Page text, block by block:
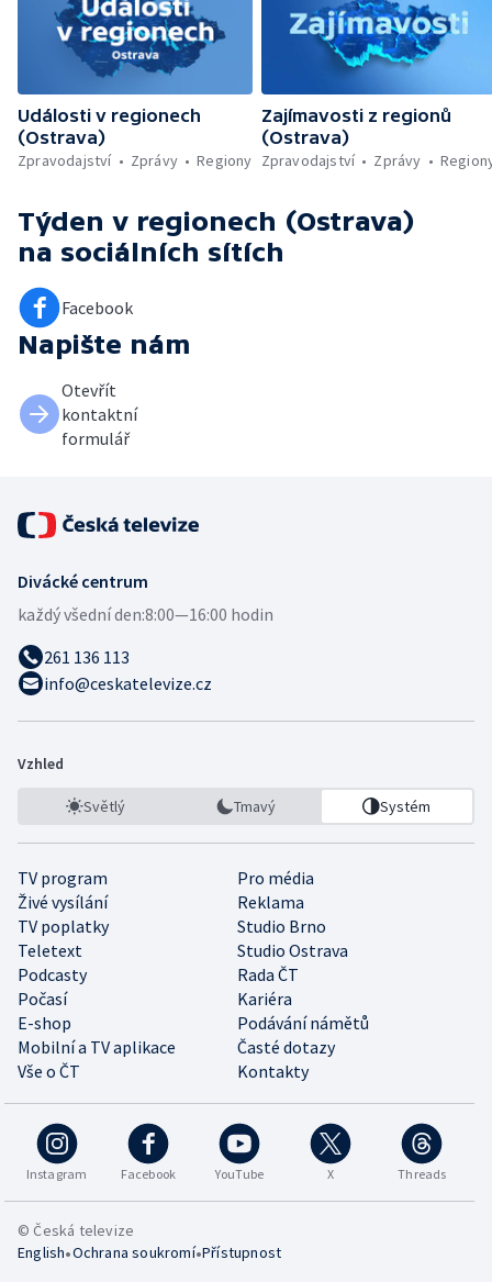
Události v regionech
(Ostrava)
Zpravodajství
Zprávy Regiony
Zajímavosti z regionů
(Ostrava)
Zpravodajství
Zprávy
Týden v regionech (Ostrava)
na sociálních sítích
Facebook
Napište nám
Otevřít
kontaktní
formulář
Divácké centrum
každý všední den:8:00—16:00 hodin
261 136 113
info@ceskatelevize.cz
Vzhled
Světlý Tmavý Systém
TV program
Pro média
Živé vysílání
Reklama
TV poplatky
Studio Brno
Teletext
Studio Ostrava
Podcasty
Rada ČT
Počasí
Kariéra
E-shop
Podávání námětů
Mobilní a TV aplikace
Časté dotazy
Vše o ČT
Kontakty
Instagram Facebook YouTube X Threads
© Česká televize
English•Ochrana soukromí•Přístupnost